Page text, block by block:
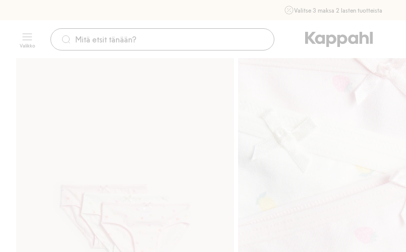
Valitse 3 maksa 2 lasten tuotteista
16.8. asti myymälässä ja verkossa. Ei voi yhdistää muihin
alennuksiin tai tarjouksiin.
Valikko